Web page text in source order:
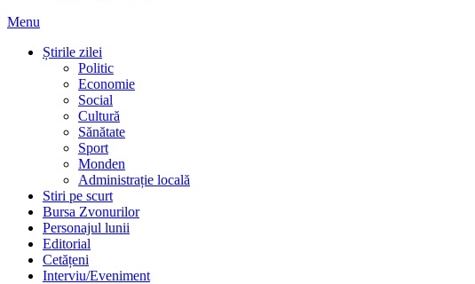
Menu
Știrile zilei
Politic
Economie
Social
Cultură
Sănătate
Sport
Monden
Administrație locală
Stiri pe scurt
Bursa Zvonurilor
Personajul lunii
Editorial
Cetățeni
Interviu/Eveniment